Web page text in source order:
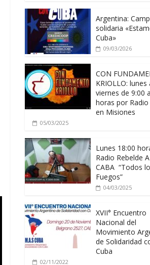
Argentina:
solidaria
Cuba»
09/03/2026
CON
KRIOLLO: lunes
viernes de 9:00
horas por
en Misiones
05/03/2025
Lunes 18:00
Radio Rebelde
CABA “Todos
Fuegos”
04/03/2025
XVII° Encuentro
Nacional del
Movimiento
de Solidaridad
Cuba
02/11/2022